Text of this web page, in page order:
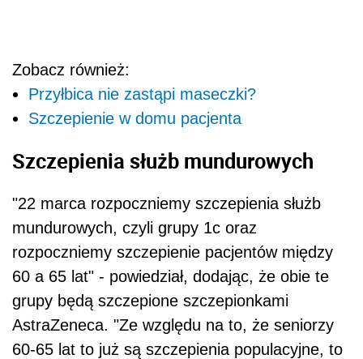
Zobacz również:
Przyłbica nie zastąpi maseczki?
Szczepienie w domu pacjenta
Szczepienia służb mundurowych
"22 marca rozpoczniemy szczepienia służb
mundurowych, czyli grupy 1c oraz
rozpoczniemy szczepienie pacjentów między
60 a 65 lat" - powiedział, dodając, że obie te
grupy będą szczepione szczepionkami
AstraZeneca. "Ze względu na to, że seniorzy
60-65 lat to już są szczepienia populacyjne, to